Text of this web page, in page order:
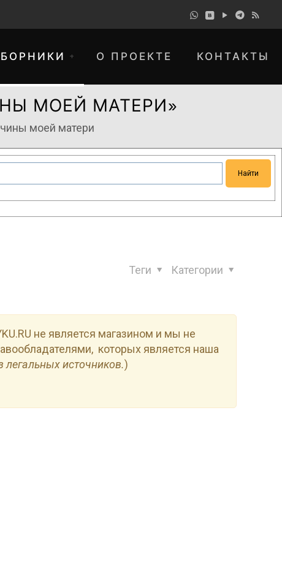
О ПРОЕКТЕ КОНТАКТЫ
МОЕЙ МАТЕРИ»
моей матери
Категории
Теги
не является магазином и мы не
которых является наша
легальных источников.)